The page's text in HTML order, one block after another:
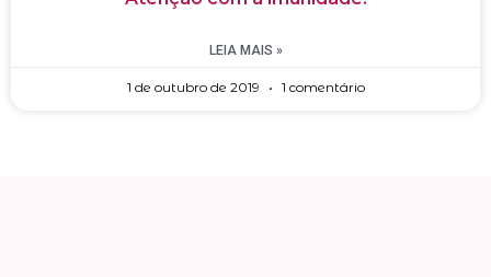
LEIA MAIS »
1 de outubro de 2019 1 comentário